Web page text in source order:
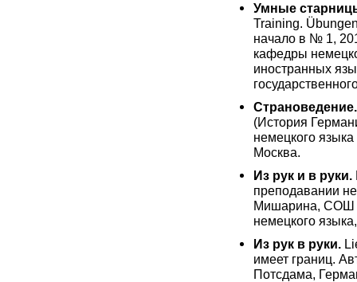
Умные
Training.
начало в № 1,
кафедры
иностранных
(История
немецкого
Москва.
Из рук и в руки.
преподавании
Мишарина, СОШ
немецкого
Из рук в руки.
имеет границ.
Потсдама,